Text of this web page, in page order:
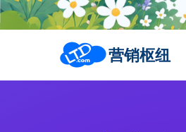
营销枢纽